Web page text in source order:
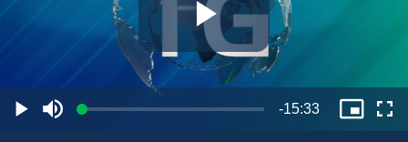
il
PlayDisattiva
Caricato:
Tempo
-15:33